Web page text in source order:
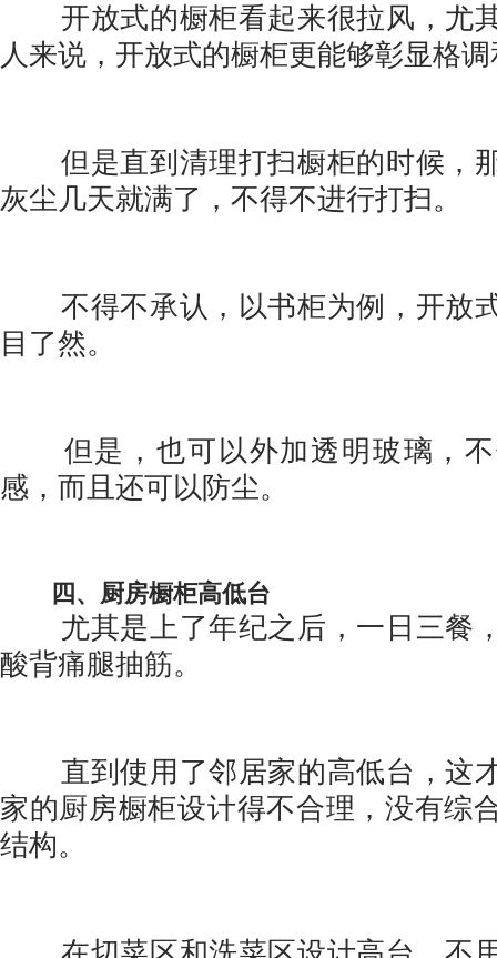
开放式的橱柜看起来很拉风，尤
人来说，开放式的橱柜更能够彰显格
但是直到清理打扫橱柜的时候，
灰尘几天就满了，不得不进行打扫。
不得不承认，以书柜为例，开放
目了然。
但是，也可以外加透明玻璃，不
感，而且还可以防尘。
四、厨房橱柜高低台
尤其是上了年纪之后，一日三餐
酸背痛腿抽筋。
直到使用了邻居家的高低台，这
家的厨房橱柜设计得不合理，没有综
结构。